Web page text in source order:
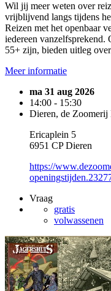
Wil jij meer weten over
vrijblijvend langs tijdens
Reizen met het openbaar
iedereen
55+ zijn, bieden uitleg
Meer informatie
ma 31 aug 2026
14:00 - 15:30
Dieren, de Zoomerij
Ericaplein 5
6951 CP Dieren
https://
Vraag
gratis
volwassenen